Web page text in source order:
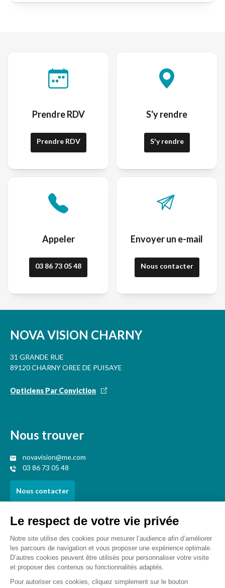
Prendre RDV
Prendre RDV
S'y rendre
S'y rendre
Appeler
03 86 73 05 48
Envoyer un e-mail
Nous contacter
NOVA VISION CHARNY
31 GRANDE RUE
89120 CHARNY OREE DE PUISAYE
Opticiens Par Conviction
Votre opticien proche de vous
Opticien Champignelles
Opticien Château-renard
Opticien Courtenay
Opticien Douchy-montcorbon
Nous trouver
novavision@me.com
03 86 73 05 48
Nous contacter